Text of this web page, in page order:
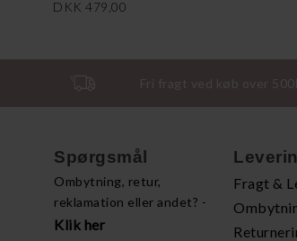
DKK 479,00
Fri fragt ved køb over
Spørgsmål
Ombytning, retur,
reklamation eller andet? -
Klik her
Fragt &